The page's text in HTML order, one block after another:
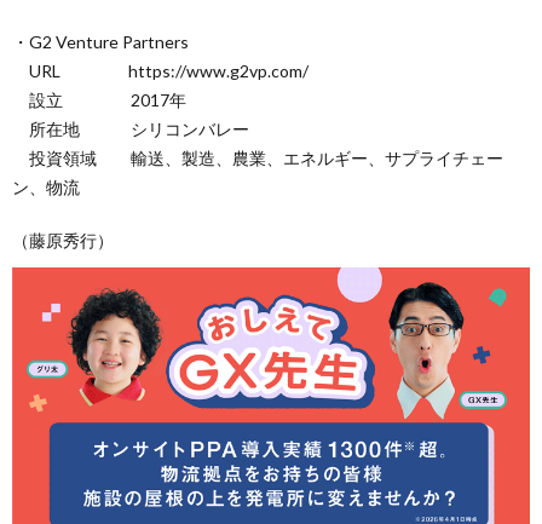
・G2 Venture Partners
URL https://www.g2vp.com/
設立 2017年
所在地 シリコンバレー
投資領域 輸送、製造、農業、エネルギー、サプライチェー
ン、物流
（藤原秀行）